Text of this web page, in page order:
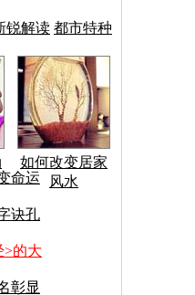
锐解读 都市特种
如何改变居家
风水
命运
诀孔
>的大
彰显